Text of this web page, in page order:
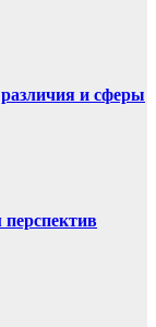
и сферы